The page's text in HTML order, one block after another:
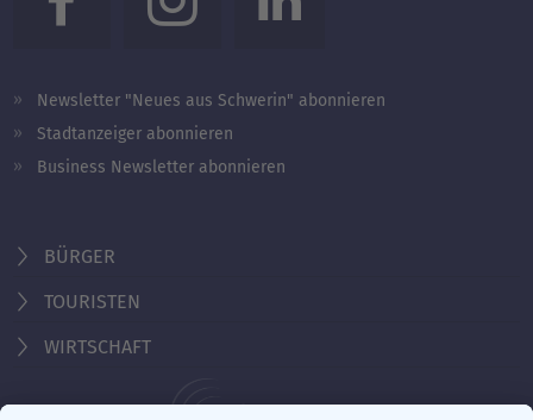
Newsletter "Neues aus Schwerin" abonnieren
Stadtanzeiger abonnieren
Business Newsletter abonnieren
BÜRGER
TOURISTEN
WIRTSCHAFT